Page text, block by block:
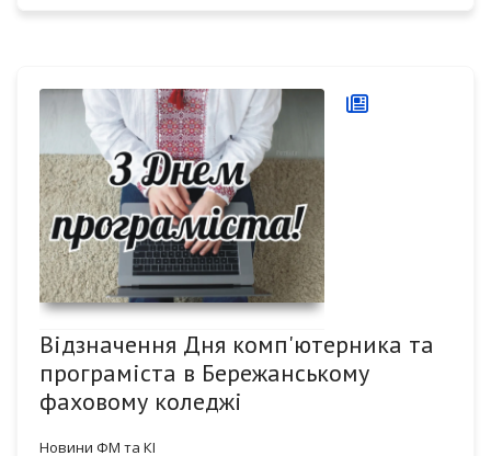
Відзначення Дня комп'ютерника та
програміста в Бережанському
фаховому коледжі
Новини ФМ та КІ